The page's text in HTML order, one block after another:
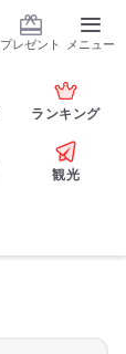
プレゼント メニュー
ランキング
観光